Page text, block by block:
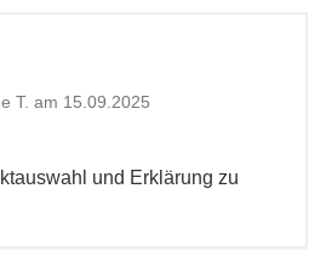
T. am 15.09.2025
und Erklärung zu